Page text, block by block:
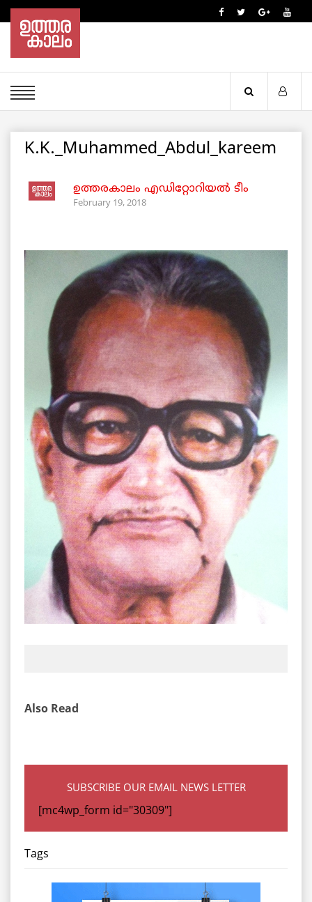
K.K._Muhammed_Abdul_kareem
ഉത്തരകാലം എഡിറ്റോറിയല്‍ ടീം
February 19, 2018
Also Read
SUBSCRIBE OUR EMAIL NEWS LETTER
[mc4wp_form id="30309"]
Tags